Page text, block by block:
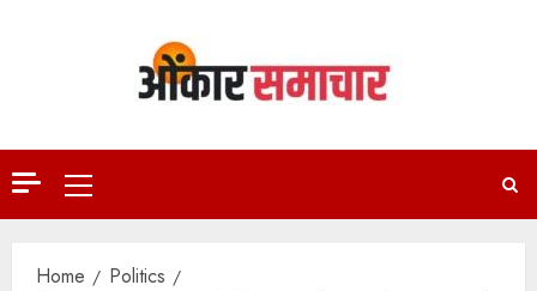
Primary
Menu
Home
Politics